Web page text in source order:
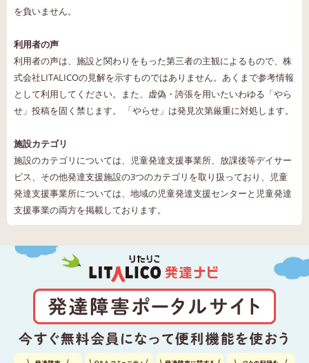
を負いません。
利用者の声
利用者の声は、施設と関わりをもった第三者の主観によるもので、株
式会社LITALICOの見解を示すものではありません。あくまで参考情報
として利用してください。また、虚偽・誇張を用いたいわゆる「やら
せ」投稿を固く禁じます。 「やらせ」は発見次第厳重に対処します。
施設カテゴリ
施設のカテゴリについては、児童発達支援事業所、放課後等デイサー
ビス、その他発達支援施設の3つのカテゴリを取り扱っており、児童
発達支援事業所については、地域の児童発達支援センターと児童発達
支援事業の両方を掲載しております。